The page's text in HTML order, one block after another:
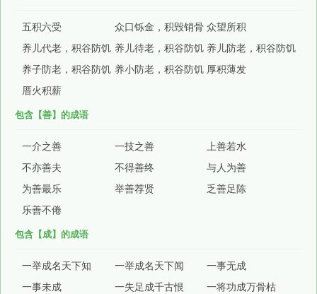
五积六受 众口铄金，积毁销骨 众望所积
养儿代老，积谷防饥 养儿待老，积谷防饥 养儿防老，积谷防饥
养子防老，积谷防饥 养小防老，积谷防饥 厚积薄发
厝火积薪
包含【善】的成语
一介之善 一技之善
上善若水
不亦善夫
不得善终
与人为善
为善最乐
举善荐贤
乏善足陈
乐善不倦
包含【成】的成语
一举成名天下知 一举成名天下闻
一事无成
一事未成
一失足成千古恨
一将功成万骨枯